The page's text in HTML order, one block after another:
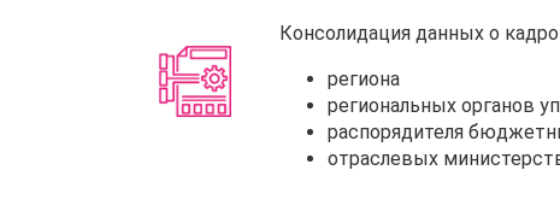
Консолидация данных о
региона
региональных органов
распорядителя
отраслевых